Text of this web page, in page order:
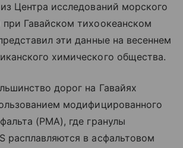
Центра исследований морского
при Гавайском тихоокеанском
эти данные на весеннем
химического общества.
дорог на Гавайях
модифицированного
(PMA), где гранулы
расплавляются в асфальтовом